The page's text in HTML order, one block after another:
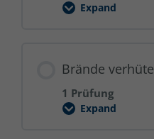
Expand
Brände
1 Prüfung
Expand
Brände